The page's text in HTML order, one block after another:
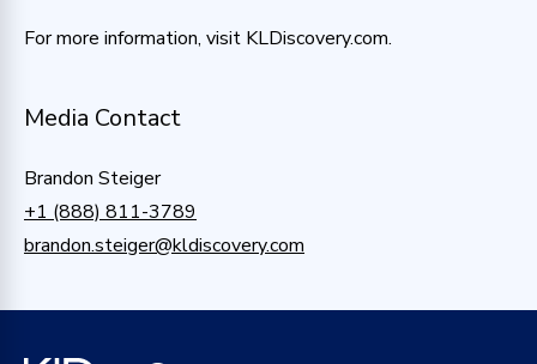
For more information, visit KLDiscovery.com.
Media Contact
Brandon Steiger
+1 (888) 811-3789
brandon.steiger@kldiscovery.com